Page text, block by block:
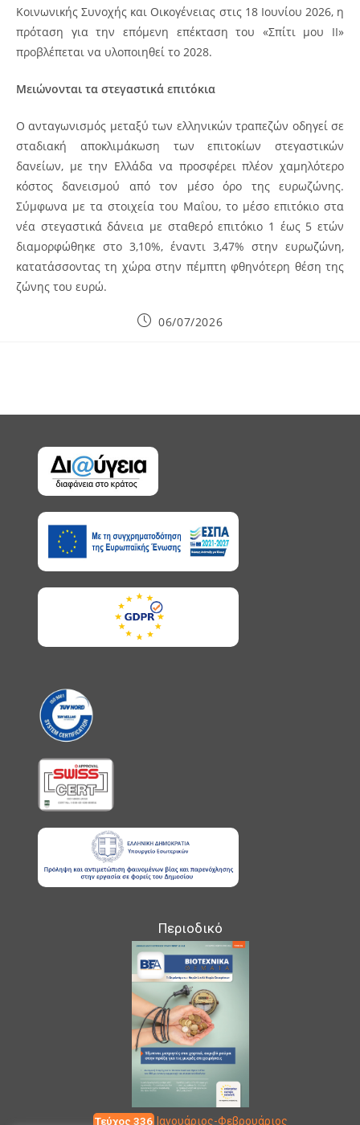
Κοινωνικής Συνοχής και Οικογένειας στις 18 Ιουνίου 2026, η
πρόταση για την επόμενη επέκταση του «Σπίτι μου ΙΙ»
προβλέπεται να υλοποιηθεί το 2028.
Μειώνονται τα στεγαστικά επιτόκια
Ο ανταγωνισμός μεταξύ των ελληνικών τραπεζών οδηγεί σε
σταδιακή αποκλιμάκωση των επιτοκίων στεγαστικών
δανείων, με την Ελλάδα να προσφέρει πλέον χαμηλότερο
κόστος δανεισμού από τον μέσο όρο της ευρωζώνης.
Σύμφωνα με τα στοιχεία του Μαΐου, το μέσο επιτόκιο στα
νέα στεγαστικά δάνεια με σταθερό επιτόκιο 1 έως 5 ετών
διαμορφώθηκε στο 3,10%, έναντι 3,47% στην ευρωζώνη,
κατατάσσοντας τη χώρα στην πέμπτη φθηνότερη θέση της
ζώνης του ευρώ.
Post06/07/2026
Περιοδικό
Τεύχος 336 Ιανουάριος-Φεβρουάριος